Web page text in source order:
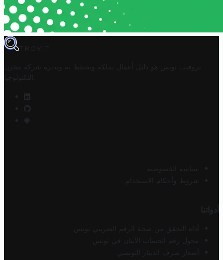
TROVIT
تروفيت تونس هو دليل أعمال تملكه وتحتفظ به وتديره
شركة مخزن
التكنولوجيا
سياسة الخصوصية
شروط وأحكام الاستخدام
أدواتنا
أداة التحقق من صحة الرقم الضريبي تونس
محول رقم الحساب الآيبان في تونس
أسعار صرف الدينار التونسي